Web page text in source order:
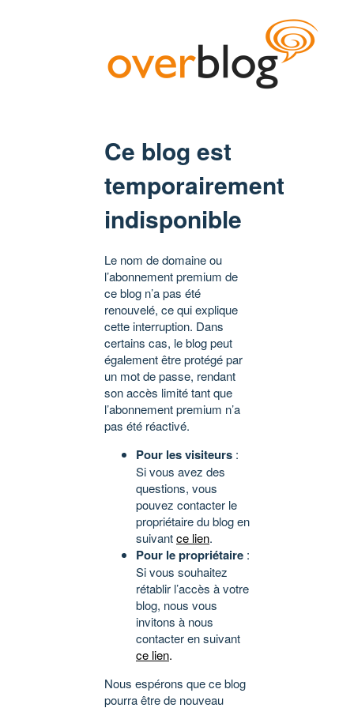
Ce blog est
temporairement
indisponible
Le nom de domaine ou
l’abonnement premium de
ce blog n’a pas été
renouvelé, ce qui explique
cette interruption. Dans
certains cas, le blog peut
également être protégé par
un mot de passe, rendant
son accès limité tant que
l’abonnement premium n’a
pas été réactivé.
Pour les visiteurs :
Si vous avez des
questions, vous
pouvez contacter le
propriétaire du blog en
suivantce lien.
Pour le propriétaire :
Si vous souhaitez
rétablir l’accès à votre
blog, nous vous
invitons à nous
contacter en suivant
ce lien.
Nous espérons que ce blog
pourra être de nouveau